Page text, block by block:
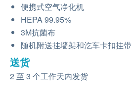
便携式空气净化机
HEPA 99.95%
3M抗菌布
随机附送挂墙架和汔车卡扣挂带
送货
2 至 3 个工作天内发货